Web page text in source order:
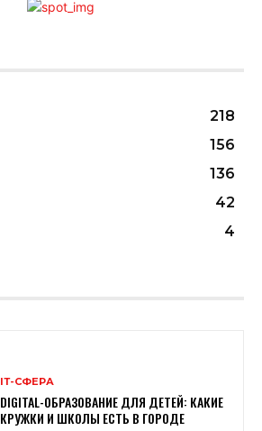
218
156
136
42
4
ІТ-СФЕРА
DIGITAL-ОБРАЗОВАНИЕ ДЛЯ ДЕТЕЙ: КАКИЕ
КРУЖКИ И ШКОЛЫ ЕСТЬ В ГОРОДЕ